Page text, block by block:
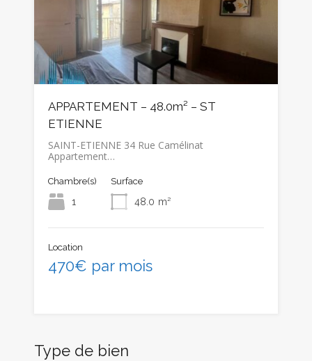
APPARTEMENT – 48.0m² – ST
ETIENNE
SAINT-ETIENNE 34 Rue Camélinat
Appartement…
Chambre(s)
1
Surface
48.0 m²
Location
470€ par mois
Type de bien